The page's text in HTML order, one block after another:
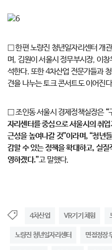
□ 한편 노량진 청년일자리센터 개
며, 김원이 서울시 정무부시장, 이
석한다. 또한 4차산업 전문가들과
견을 나누는 토크 콘서트도 이어진
□ 조인동 서울시 경제정책실장은“
자리센터를 중심으로 서울시의 취
근성을 높여나갈 것”이라며, “청년
감할 수 있는 정책을 확대하고, 실
영하겠다.”고 말했다.
4차산업 VR기기 체험
노량진 청년일자리센터 면접정장